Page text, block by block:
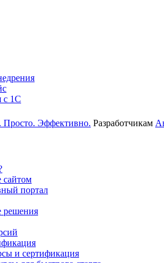
с 1С
Разработчикам
сайтом
портал
решения
и сертификация